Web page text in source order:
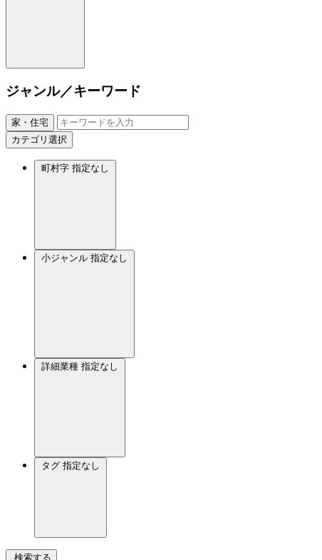
ジャンル／キーワード
家・住宅
カテゴリ選択
町村字 指定なし
小ジャンル 指定なし
詳細業種 指定なし
タグ 指定なし
検索する